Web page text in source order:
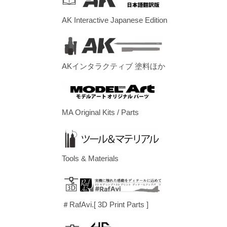
AK Interactive Japanese Edition
AKインタラクティブ 塗料ほか
MA Original Kits / Parts
Tools & Materials
＃RafAvi.[ 3D Print Parts ]